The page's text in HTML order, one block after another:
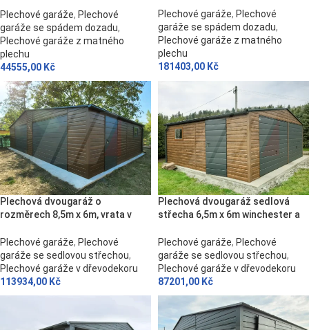
Plechové garáže, Plechové
garáže se spádem dozadu,
Plechové garáže z matného
plechu
44555,00 Kč
Plechové garáže, Plechové
garáže se spádem dozadu,
Plechové garáže z matného
plechu
181403,00 Kč
Plechová dvougaráž o
rozměrech 8,5m x 6m, vrata v
Plechové garáže, Plechové
garáže se sedlovou střechou,
Plechové garáže v dřevodekoru
113934,00 Kč
Plechová dvougaráž sedlová
střecha 6,5m x 6m winchester a
Plechové garáže, Plechové
garáže se sedlovou střechou,
Plechové garáže v dřevodekoru
87201,00 Kč